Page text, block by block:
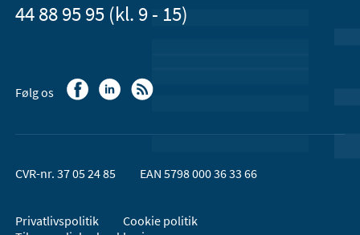
44 88 95 95 (kl. 9 - 15)
Følg os
CVR-nr. 37 05 24 85 EAN 5798 000 36 33 66
Privatlivspolitik
Cookie politik